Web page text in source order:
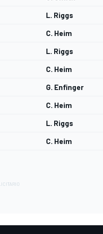
L. Riggs
C. Heim
L. Riggs
C. Heim
G. Enfinger
C. Heim
L. Riggs
C. Heim